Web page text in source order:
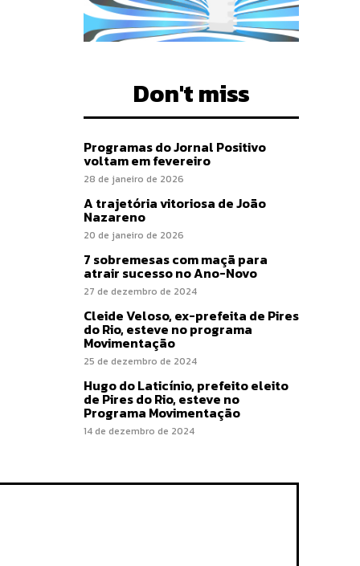
Don't miss
Programas do Jornal Positivo
voltam em fevereiro
28 de janeiro de 2026
A trajetória vitoriosa de João
Nazareno
20 de janeiro de 2026
7 sobremesas com maçã para
atrair sucesso no Ano-Novo
27 de dezembro de 2024
Cleide Veloso, ex-prefeita de Pires
do Rio, esteve no programa
Movimentação
25 de dezembro de 2024
Hugo do Laticínio, prefeito eleito
de Pires do Rio, esteve no
Programa Movimentação
14 de dezembro de 2024